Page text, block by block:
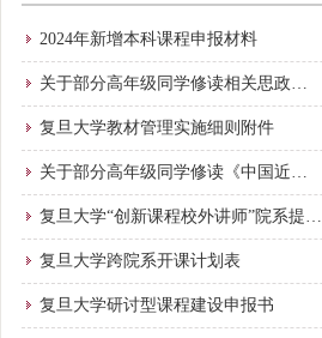
2024年新增本科课程申报材料
关于部分高年级同学修读相关思政课
程毕业审核学分认定的问答
复旦大学教材管理实施细则附件
关于部分高年级同学修读《中国近现
代史纲要》、《思想道德与法治》课
程的问答
复旦大学“创新课程校外讲师”院系提名
表
复旦大学跨院系开课计划表
复旦大学研讨型课程建设申报书